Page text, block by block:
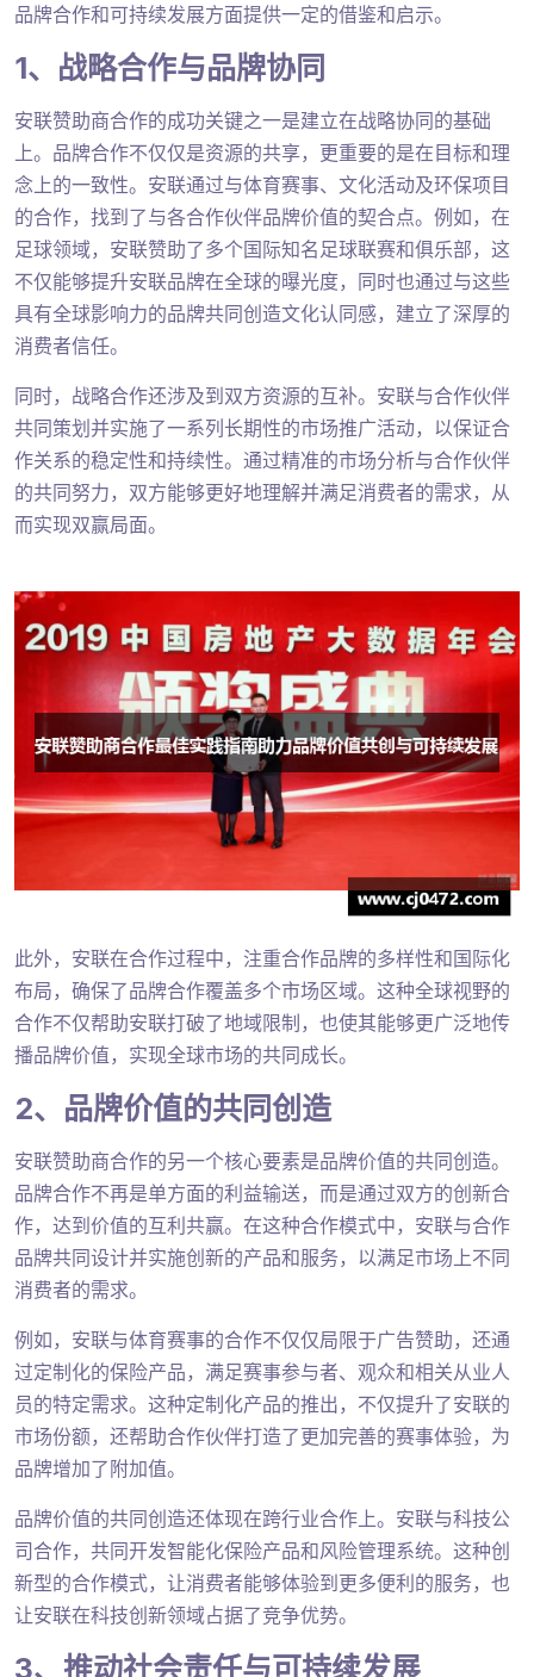
品牌合作和可持续发展方面提供一定的借鉴和启示。
1、战略合作与品牌协同
安联赞助商合作的成功关键之一是建立在战略协同的基础
上。品牌合作不仅仅是资源的共享，更重要的是在目标和理
念上的一致性。安联通过与体育赛事、文化活动及环保项目
的合作，找到了与各合作伙伴品牌价值的契合点。例如，在
足球领域，安联赞助了多个国际知名足球联赛和俱乐部，这
不仅能够提升安联品牌在全球的曝光度，同时也通过与这些
具有全球影响力的品牌共同创造文化认同感，建立了深厚的
消费者信任。
同时，战略合作还涉及到双方资源的互补。安联与合作伙伴
共同策划并实施了一系列长期性的市场推广活动，以保证合
作关系的稳定性和持续性。通过精准的市场分析与合作伙伴
的共同努力，双方能够更好地理解并满足消费者的需求，从
而实现双赢局面。
此外，安联在合作过程中，注重合作品牌的多样性和国际化
布局，确保了品牌合作覆盖多个市场区域。这种全球视野的
合作不仅帮助安联打破了地域限制，也使其能够更广泛地传
播品牌价值，实现全球市场的共同成长。
2、品牌价值的共同创造
安联赞助商合作的另一个核心要素是品牌价值的共同创造。
品牌合作不再是单方面的利益输送，而是通过双方的创新合
作，达到价值的互利共赢。在这种合作模式中，安联与合作
品牌共同设计并实施创新的产品和服务，以满足市场上不同
消费者的需求。
例如，安联与体育赛事的合作不仅仅局限于广告赞助，还通
过定制化的保险产品，满足赛事参与者、观众和相关从业人
员的特定需求。这种定制化产品的推出，不仅提升了安联的
市场份额，还帮助合作伙伴打造了更加完善的赛事体验，为
品牌增加了附加值。
品牌价值的共同创造还体现在跨行业合作上。安联与科技公
司合作，共同开发智能化保险产品和风险管理系统。这种创
新型的合作模式，让消费者能够体验到更多便利的服务，也
让安联在科技创新领域占据了竞争优势。
3、推动社会责任与可持续发展